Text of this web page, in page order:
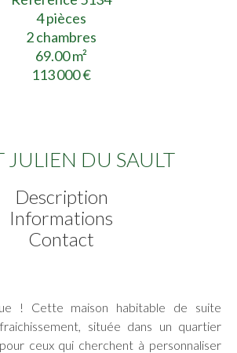
4 pièces
2 chambres
69.00m²
113 000 €
JULIEN DU SAULT
Description
Informations
Contact
! Cette maison habitable de suite
située dans un quartier
ceux qui cherchent à personnaliser